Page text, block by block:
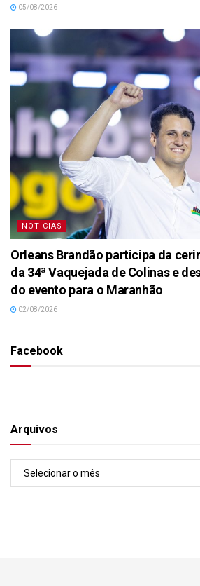
05/08/2026
NOTÍCIAS
Orleans Brandão participa da
da 34ª Vaquejada de Colinas e
do evento para o Maranhão
02/08/2026
Facebook
Arquivos